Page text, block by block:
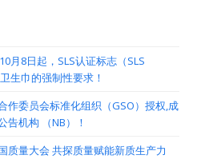
月8日起，SLS认证标志（SLS
生巾的强制性要求！
作委员会标准化组织（GSO）授权,成
告机构 （NB）！
质量大会 共探质量赋能新质生产力